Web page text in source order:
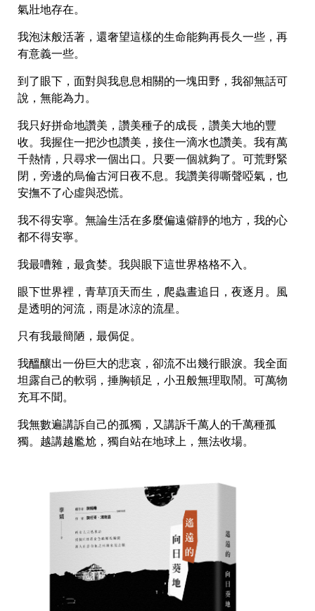
氣壯地存在。
我泡沫般活著，還奢望這樣的生命能夠再長久一些，再
有意義一些。
到了眼下，面對與我息息相關的一塊田野，我卻無話可
說，無能為力。
我只好拼命地讚美，讚美種子的成長，讚美大地的豐
收。我握住一把沙也讚美，接住一滴水也讚美。我有萬
千熱情，只尋求一個出口。只要一個就夠了。可荒野緊
閉，旁邊的烏倫古河日夜不息。我讚美得嘶聲啞氣，也
安撫不了心虛與恐慌。
我不得安寧。無論生活在多麼偏遠僻靜的地方，我的心
都不得安寧。
我最嘈雜，最貪婪。我與眼下這世界格格不入。
眼下世界裡，青草頂天而生，爬蟲晝追日，夜逐月。風
是透明的河流，雨是冰涼的流星。
只有我最簡陋，最侷促。
我醞釀出一份巨大的悲哀，卻流不出幾行眼淚。我全面
坦露自己的軟弱，捶胸頓足，小丑般無理取鬧。可萬物
充耳不聞。
我無數遍講訴自己的孤獨，又講訴千萬人的千萬種孤
獨。越講越尷尬，獨自站在地球上，無法收場。